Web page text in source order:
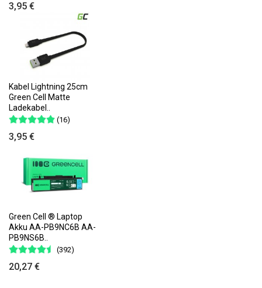
3,95 €
Kabel Lightning 25cm
Green Cell Matte
Ladekabel..
(16)
3,95 €
Green Cell ® Laptop
Akku AA-PB9NC6B AA-
PB9NS6B..
(392)
20,27 €